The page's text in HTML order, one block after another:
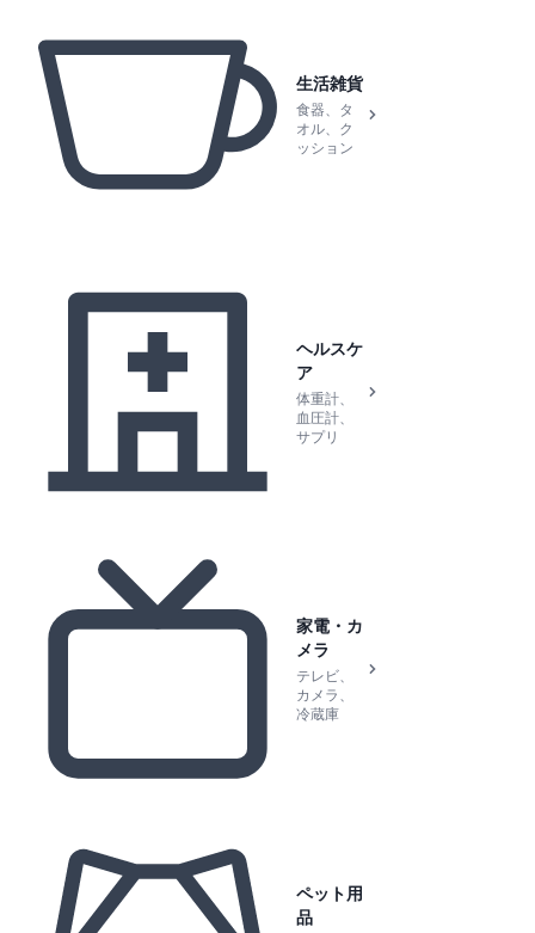
生活雑貨
食器、タ
オル、ク
ッション
ヘルスケ
ア
体重計、
血圧計、
サプリ
家電・カ
メラ
テレビ、
カメラ、
冷蔵庫
ペット用
品